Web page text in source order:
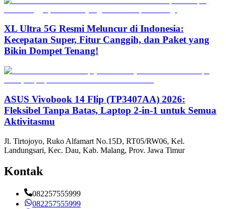
XL Ultra 5G Resmi Meluncur di Indonesia:
Kecepatan Super, Fitur Canggih, dan Paket yang
Bikin Dompet Tenang!
ASUS Vivobook 14 Flip (TP3407AA) 2026:
Fleksibel Tanpa Batas, Laptop 2-in-1 untuk Semua
Aktivitasmu
Jl. Tirtojoyo, Ruko Alfamart No.15D, RT05/RW06, Kel.
Landungsari, Kec. Dau, Kab. Malang, Prov. Jawa Timur
Kontak
082257555999
082257555999